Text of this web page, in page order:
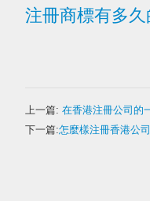
注冊商標有多久
上一篇: 在香港注冊公司的
下一篇:怎麼樣注冊香港公